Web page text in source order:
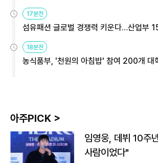
용해야
17분전
섬유패션 글로벌 경쟁력 키운다…산업부
원
18분전
농식품부, '천원의 아침밥' 참여 200개 대
아주PICK >
임영웅, 데뷔 10주
사람이었다"